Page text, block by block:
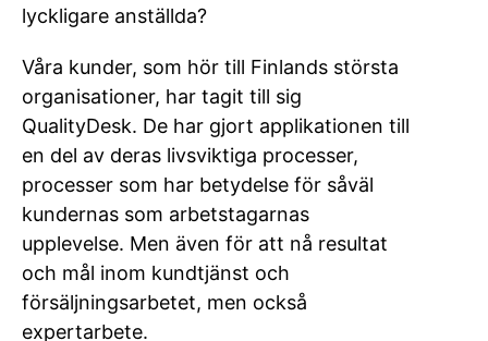
lyckligare anställda?
Våra kunder, som hör till Finlands största
organisationer, har tagit till sig
QualityDesk. De har gjort applikationen till
en del av deras livsviktiga processer,
processer som har betydelse för såväl
kundernas som arbetstagarnas
upplevelse. Men även för att nå resultat
och mål inom kundtjänst och
försäljningsarbetet, men också
expertarbete.